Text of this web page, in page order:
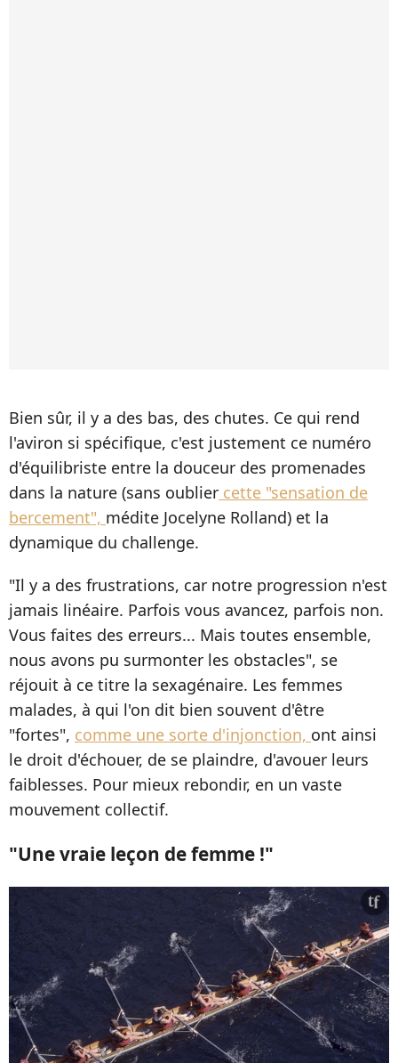
Bien sûr, il y a des bas, des chutes. Ce qui rend
l'aviron si spécifique, c'est justement ce numéro
d'équilibriste entre la douceur des promenades
dans la nature (sans oublier cette "sensation de
bercement", médite Jocelyne Rolland) et la
dynamique du challenge.
"Il y a des frustrations, car notre progression n'est
jamais linéaire. Parfois vous avancez, parfois non.
Vous faites des erreurs... Mais toutes ensemble,
nous avons pu surmonter les obstacles", se
réjouit à ce titre la sexagénaire. Les femmes
malades, à qui l'on dit bien souvent d'être
"fortes", comme une sorte d'injonction, ont ainsi
le droit d'échouer, de se plaindre, d'avouer leurs
faiblesses. Pour mieux rebondir, en un vaste
mouvement collectif.
"Une vraie leçon de femme !"